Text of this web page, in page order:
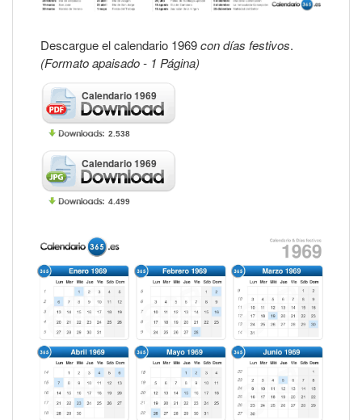
Descargue el calendario 1969con días festivos.
(Formato apaisado - 1 Página)
Calendario 1969
2.538
Calendario 1969
4.499